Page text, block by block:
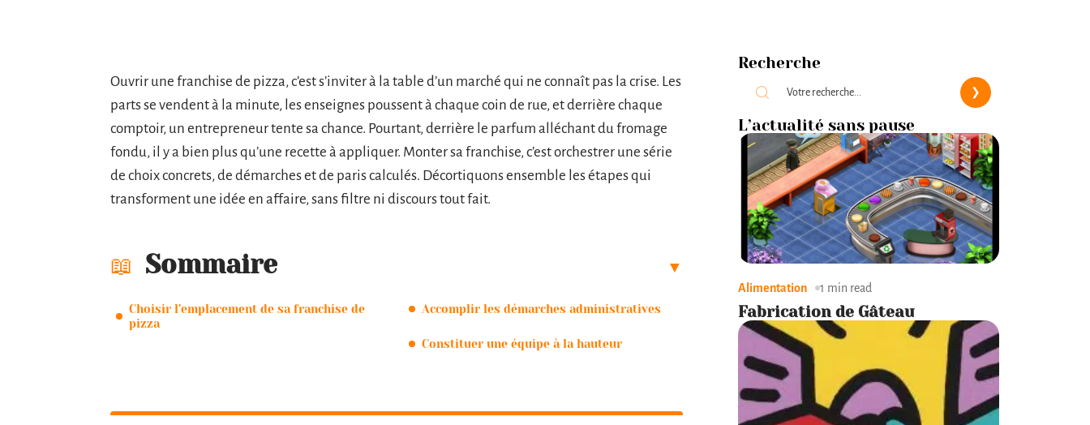
Ouvrir une franchise de pizza, c’est s’inviter à la table d’un marché qui ne connaît pas la crise. Les
parts se vendent à la minute, les enseignes poussent à chaque coin de rue, et derrière chaque
comptoir, un entrepreneur tente sa chance. Pourtant, derrière le parfum alléchant du fromage
fondu, il y a bien plus qu’une recette à appliquer. Monter sa franchise, c’est orchestrer une série
de choix concrets, de démarches et de paris calculés. Décortiquons ensemble les étapes qui
transforment une idée en affaire, sans filtre ni discours tout fait.
Sommaire
Choisir l’emplacement de sa franchise de
pizza
Accomplir les démarches administratives
Constituer une équipe à la hauteur
Recherche
L’actualité sans pause
Alimentation 1 min read
Fabrication de Gâteau